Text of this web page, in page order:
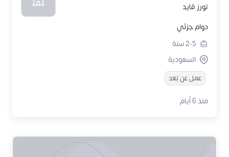
تورز قايد
دوام جزئي
2-5سنة
السعودية
عمل عن بُعد
منذ 6 أيام